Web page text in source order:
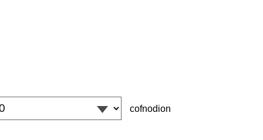
cofnodion